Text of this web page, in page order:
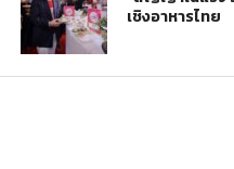
เชิงอาหารไทย